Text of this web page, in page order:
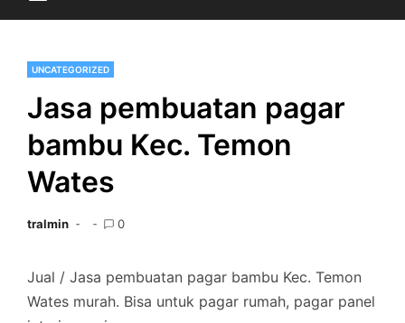
UNCATEGORIZED
Jasa pembuatan pagar
bambu Kec. Temon
Wates
tralmin 0
Jual / Jasa pembuatan pagar bambu Kec. Temon
Wates murah. Bisa untuk pagar rumah, pagar panel